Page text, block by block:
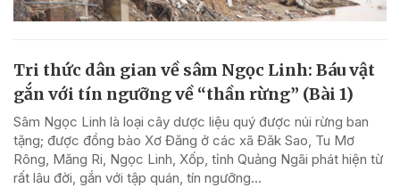
Tri thức dân gian về sâm Ngọc Linh: Báu vật
gắn với tín ngưỡng về “thần rừng” (Bài 1)
Sâm Ngọc Linh là loại cây dược liệu quý được núi rừng ban
tặng; được đồng bào Xơ Đăng ở các xã Đăk Sao, Tu Mơ
Rông, Măng Ri, Ngọc Linh, Xốp, tỉnh Quảng Ngãi phát hiện từ
rất lâu đời, gắn với tập quán, tín ngưỡng...